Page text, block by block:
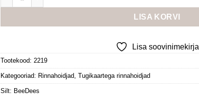
LISA KORVI
Lisa soovinimekirja
Tootekood: 2219
Kategooriad: Rinnahoidjad Tugikaartega rinnahoidjad
Silt: BeeDees